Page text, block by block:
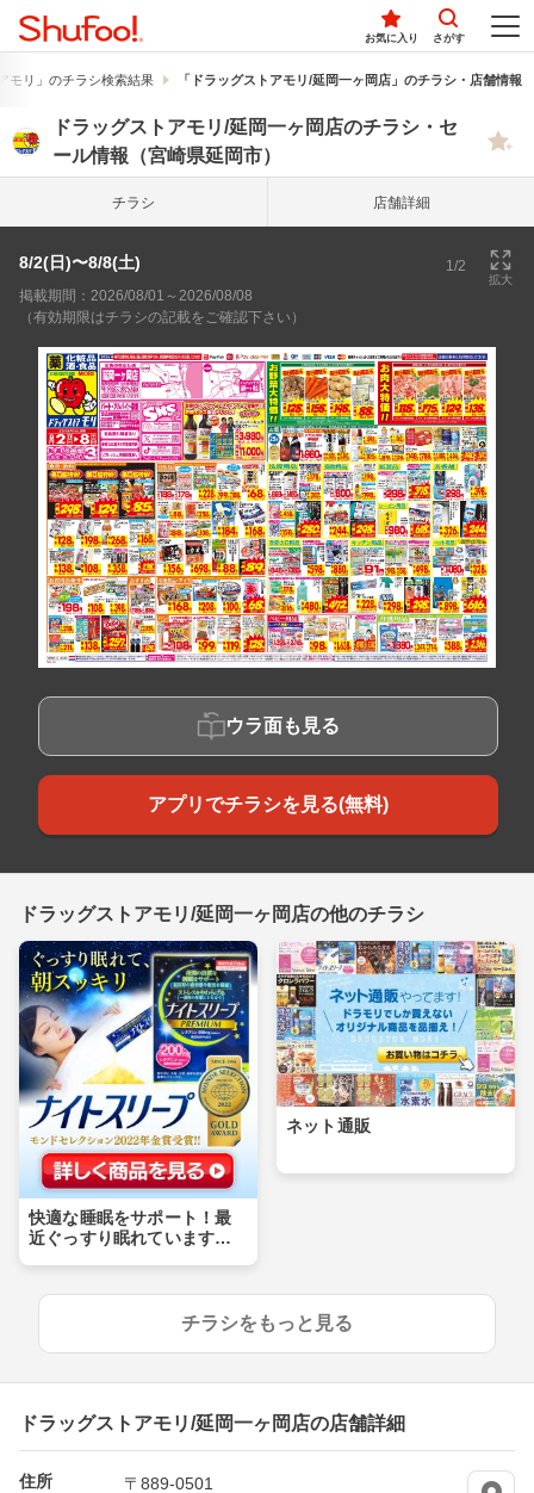
お気に入り さがす
モリ」のチラシ検索結果 「ドラッグストアモリ/延岡一ヶ岡店」のチラシ・店舗情報
ドラッグストアモリ/延岡一ヶ岡店のチラシ・セ
ール情報（宮崎県延岡市）
チラシ 店舗詳細
8/2(日)〜8/8(土) 1/2
拡大
掲載期間：2026/08/01～2026/08/08
（有効期限はチラシの記載をご確認下さい）
ウラ面も見る
アプリでチラシを見る(無料)
ドラッグストアモリ/延岡一ヶ岡店の他のチラシ
快適な睡眠をサポート！最
近ぐっすり眠れています
ネット通販
チラシをもっと見る
ドラッグストアモリ/延岡一ヶ岡店の店舗詳細
住所
〒889-0501